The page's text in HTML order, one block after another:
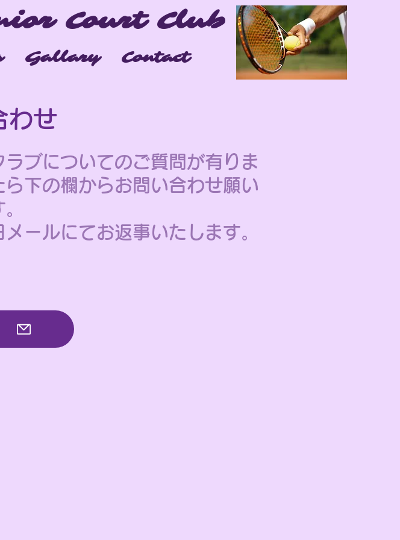
Court Club
Gallary Contact
わせ
ラブについてのご質問が有りま
ら下の欄からお問い合わせ願い
メールにてお返事いたします。